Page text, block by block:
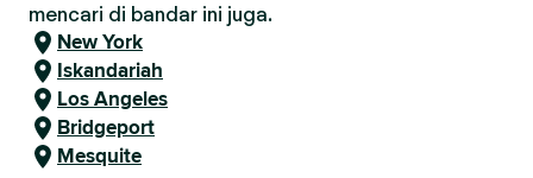
mencari di bandar ini juga.
New York
Iskandariah
Los Angeles
Bridgeport
Mesquite